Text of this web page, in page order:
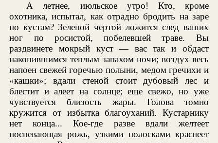
А летнее, июльское утро! Кто, кроме
охотника, испытал, как отрадно бродить на заре
по кустам? Зеленой чертой ложится след ваших
ног по росистой, побелевшей траве. Вы
раздвинете мокрый куст — вас так и обдаст
накопившимся теплым запахом ночи; воздух весь
напоен свежей горечью полыни, медом гречихи и
«кашки»; вдали стеной стоит дубовый лес и
блестит и алеет на солнце; еще свежо, но уже
чувствуется близость жары. Голова томно
кружится от избытка благоуханий. Кустарнику
нет конца... Кое-где разве вдали желтеет
поспевающая рожь, узкими полосками краснеет